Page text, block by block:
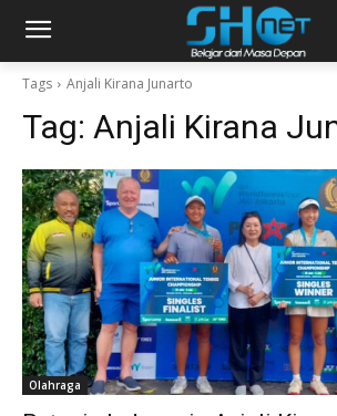
Tags Anjali Kirana Junarto
Tag: Anjali Kirana
Olahraga